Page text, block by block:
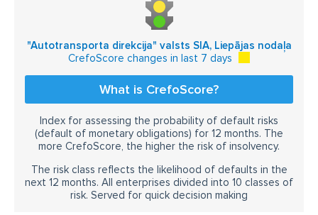
"Autotransporta direkcija" valsts SIA, Liepājas nodaļa
CrefoScore changes in last 7 days
What is CrefoScore?
Index for assessing the probability of default risks
(default of monetary obligations) for 12 months. The
more CrefoScore, the higher the risk of insolvency.
The risk class reflects the likelihood of defaults in the
next 12 months. All enterprises divided into 10 classes of
risk. Served for quick decision making